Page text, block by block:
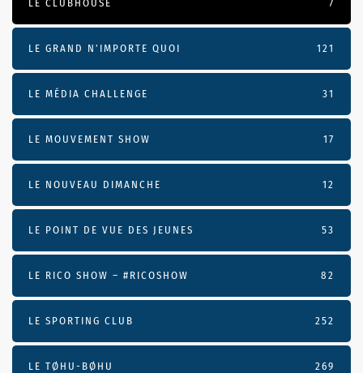
LE CLUBHOUSE 7
LE GRAND N’IMPORTE QUOI 121
LE MÉDIA CHALLENGE 31
LE MOUVEMENT SHOW 17
LE NOUVEAU DIMANCHE 12
LE POINT DE VUE DES JEUNES 53
LE RICO SHOW – #RICOSHOW 82
LE SPORTING CLUB 252
LE TØHU-BØHU 269